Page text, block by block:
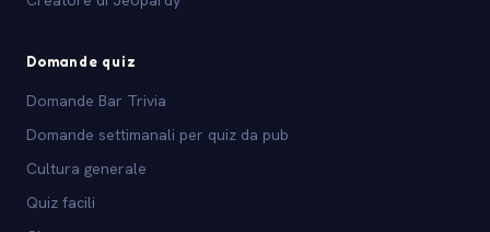
Domande quiz
Domande Bar Trivia
Domande settimanali per quiz da pub
Cultura generale
Quiz facili